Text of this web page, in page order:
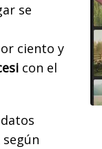
se
ciento y
con el